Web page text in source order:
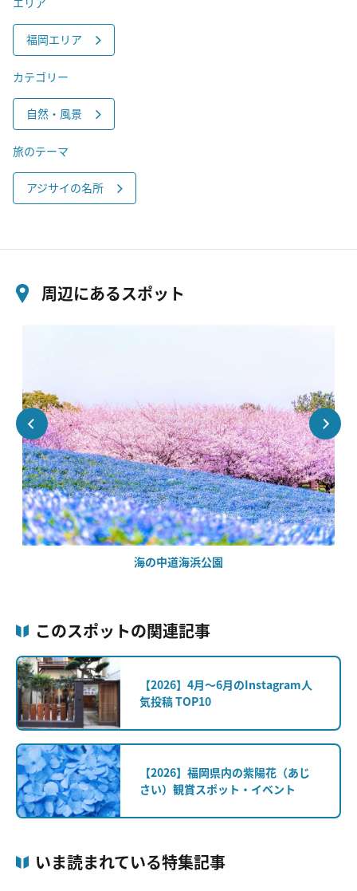
福岡エリア
カテゴリー
自然・風景
旅のテーマ
アジサイの名所
周辺にあるスポット
海の中道海浜公園
このスポットの関連記事
【2026】4月～6月のInstagram人
気投稿 TOP10
【2026】福岡県内の紫陽花（あじ
さい）観賞スポット・イベント
いま読まれている特集記事